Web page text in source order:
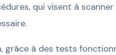
qui visent à
grâce à des tests